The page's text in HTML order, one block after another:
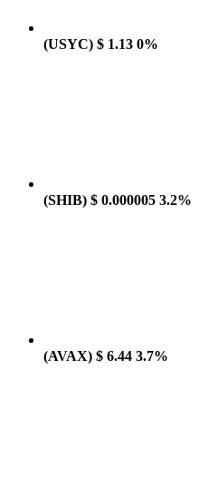
(USYC) $ 1.13 0%
(SHIB) $ 0.000005 3.2%
(AVAX) $ 6.44 3.7%